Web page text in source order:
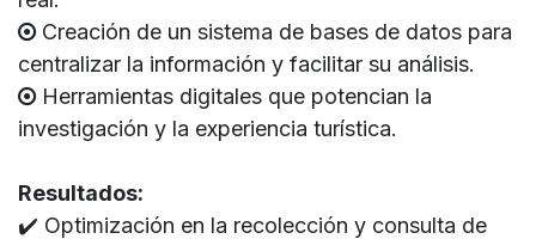
Creación de un sistema de bases de datos para
centralizar la información y facilitar su análisis.
Herramientas digitales que potencian la
investigación y la experiencia turística.
Resultados:
✔️ Optimización en la recolección y consulta de